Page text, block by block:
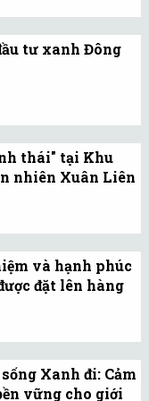
lỗi, Cuốn
Nebo sẽ mở
tư xanh Đông
công suất
tái tạo trên
thái" tại Khu
nhiên Xuân Liên
tín chỉ carbon
Nam.
và hạnh phúc
đặt lên hàng
- Văn minh -
sống Xanh đi: Cảm
vững cho giới